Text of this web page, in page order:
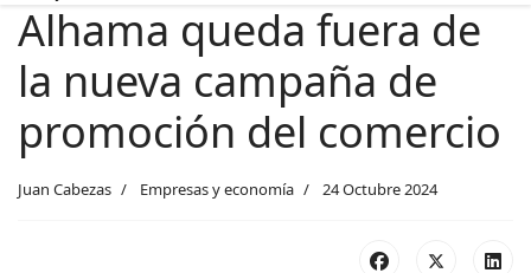
Alhama queda fuera de
la nueva campaña de
promoción del comercio
Juan Cabezas Empresas y economía 24 Octubre 2024